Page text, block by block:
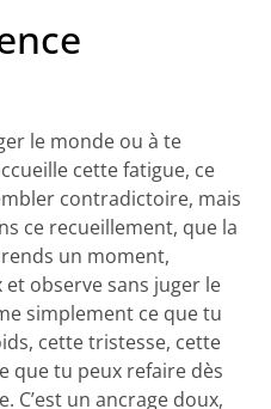
le monde ou à te
cette fatigue, ce
contradictoire, mais
ce recueillement, que la
un moment,
observe sans juger le
simplement ce que tu
cette tristesse, cette
que tu peux refaire dès
C’est un ancrage doux,